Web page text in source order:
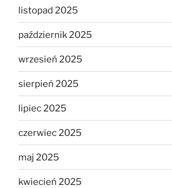
listopad 2025
październik 2025
wrzesień 2025
sierpień 2025
lipiec 2025
czerwiec 2025
maj 2025
kwiecień 2025